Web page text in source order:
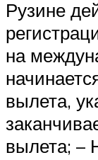
Рузине
на
вылета,
вылета; –